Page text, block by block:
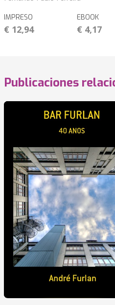
IMPRESO
€ 12,94
EBOOK
€ 4,17
Publicaciones